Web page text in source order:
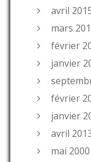
avril
mars
février
janvier
février
janvier
avril
mai 2000